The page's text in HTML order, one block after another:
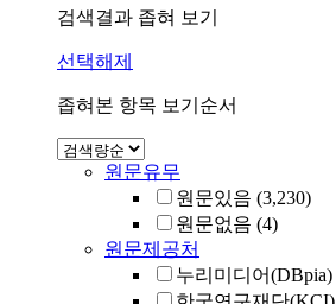
검색결과 좁혀 보기
선택해제
좁혀본 항목 보기순서
원문유무
원문있음 (3,230)
원문없음 (4)
원문제공처
누리미디어(DBpia)